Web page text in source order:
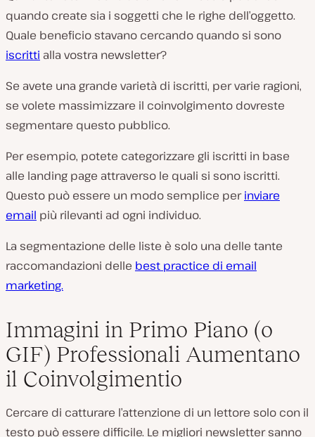
quando create sia i soggetti che le righe dell’oggetto.
Quale beneficio stavano cercando quando si sono
iscritti alla vostra newsletter?
Se avete una grande varietà di iscritti, per varie ragioni,
se volete massimizzare il coinvolgimento dovreste
segmentare questo pubblico.
Per esempio, potete categorizzare gli iscritti in base
alle landing page attraverso le quali si sono iscritti.
Questo può essere un modo semplice perinviare
email più rilevanti ad ogni individuo.
La segmentazione delle liste è solo una delle tante
raccomandazioni delle best practice di email
marketing.
Immagini in Primo Piano (o
GIF) Professionali Aumentano
il Coinvolgimentio
Cercare di catturare l’attenzione di un lettore solo con il
testo può essere difficile. Le migliori newsletter sanno